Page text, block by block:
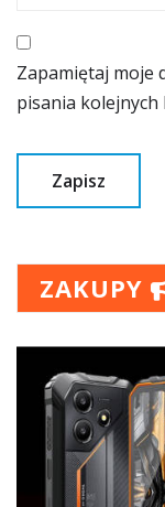
Zapamiętaj moje
pisania kolejnych
ZAKUPY